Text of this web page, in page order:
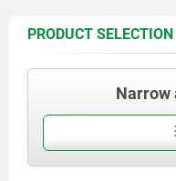
PRODUCT SELECTION
Narrow